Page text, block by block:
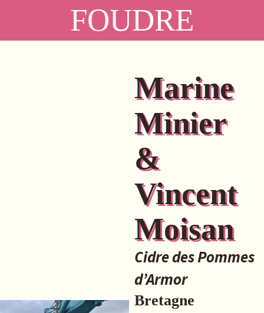
FOUDRE
Marine
Minier
&
Vincent
Moisan
Cidre des Pommes
d’Armor
Bretagne